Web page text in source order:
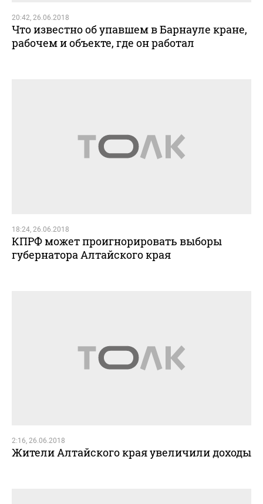
20:42, 26.06.2018
Что известно об упавшем в Барнауле кране,
рабочем и объекте, где он работал
18:24, 26.06.2018
КПРФ может проигнорировать выборы
губернатора Алтайского края
2:16, 26.06.2018
Жители Алтайского края увеличили доходы